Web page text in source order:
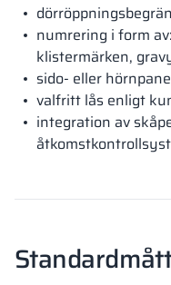
numrering i form
klistermärken,
sido- eller
valfritt lås enligt
integration av